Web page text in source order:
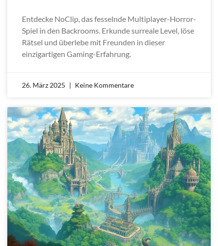
Entdecke NoClip, das fesselnde Multiplayer-Horror-
Spiel in den Backrooms. Erkunde surreale Level, löse
Rätsel und überlebe mit Freunden in dieser
einzigartigen Gaming-Erfahrung.
26. März 2025 Keine Kommentare